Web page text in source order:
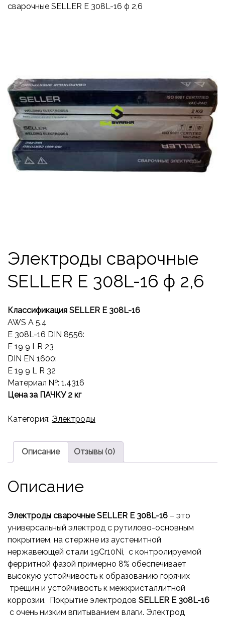
сварочные SELLER E 308L-16 ф 2,6
Электроды сварочные
SELLER E 308L-16 ф 2,6
Классификация SELLER E 308L-16
AWS A 5.4
E 308L-16 DIN 8556:
E 19 9 LR 23
DIN EN 1600:
E 19 9 L R 32
Материал №: 1.4316
Цена за ПАЧКУ 2 кг
Категория: Электроды
Описание Отзывы (0)
Описание
Электроды сварочные SELLER E 308L-16 – это
универсальный электрод с рутилово-основным
покрытием, на стержне из аустенитной
нержавеющей стали 19Cr10Ni, с контролируемой
ферритной фазой примерно 8% обеспечивает
высокую устойчивость к образованию горячих
трещин и устойчивость к межкристаллитной
коррозии. Покрытие электродов SELLER E 308L-16
с очень низким впитыванием влаги. Электрод